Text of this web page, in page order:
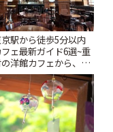
駅から徒歩5分以内
ェ最新ガイド6選~重
洋館カフェから、改
トロ喫茶まで~ | こと